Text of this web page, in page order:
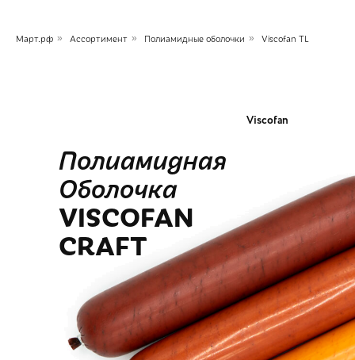
Март.рф » Ассортимент » Полиамидные оболочки » Viscofan TL
Viscofan
Полиамидная
Оболочка
VISCOFAN
CRAFT